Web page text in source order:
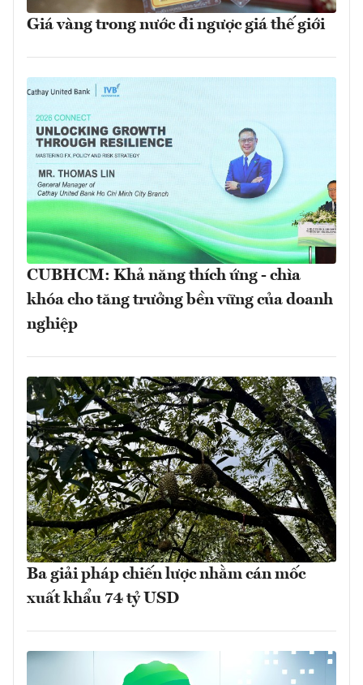
Giá vàng trong nước đi ngược giá thế giới
CUBHCM: Khả năng thích ứng - chìa
khóa cho tăng trưởng bền vững của doanh
nghiệp
Ba giải pháp chiến lược nhằm cán mốc
xuất khẩu 74 tỷ USD